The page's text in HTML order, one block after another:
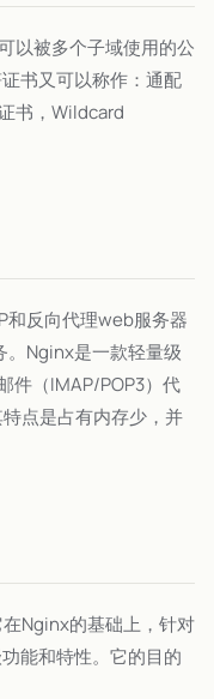
以被多个子域使用的公
书又可以称作：通配
书，Wildcard
和反向代理web服务器
。Nginx是一款轻量级
件（IMAP/POP3）代
点是占有内存少，并
Nginx的基础上，针对
能和特性。它的目的